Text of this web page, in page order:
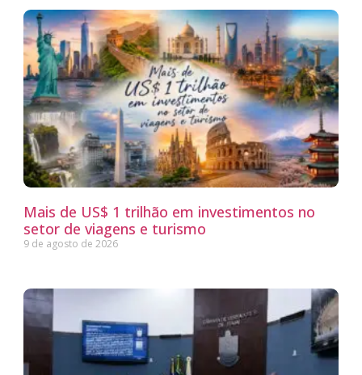
Mais de US$ 1 trilhão em investimentos no
setor de viagens e turismo
9 de agosto de 2026